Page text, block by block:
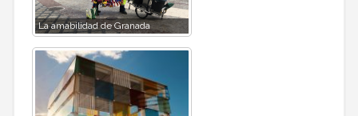
La amabilidad de Granada